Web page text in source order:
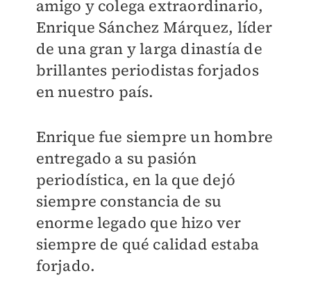
amigo y colega extraordinario,
Enrique Sánchez Márquez, líder
de una gran y larga dinastía de
brillantes periodistas forjados
en nuestro país.
Enrique fue siempre un hombre
entregado a su pasión
periodística, en la que dejó
siempre constancia de su
enorme legado que hizo ver
siempre de qué calidad estaba
forjado.